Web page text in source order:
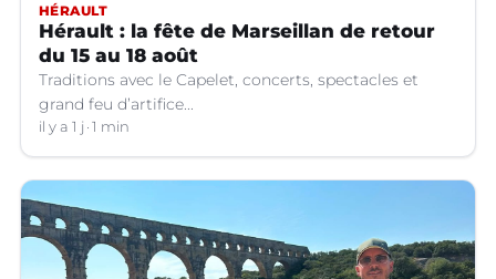
HÉRAULT
Hérault : la fête de Marseillan de retour
du 15 au 18 août
Traditions avec le Capelet, concerts, spectacles et
grand feu d’artifice...
il y a 1 j 1 min